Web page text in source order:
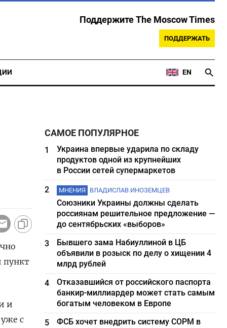
Поддержите The Moscow Times
ПОДДЕРЖАТЬ
EN
пункт
и
с
САМОЕ ПОПУЛЯРНОЕ
1
Украина впервые ударила по складу
продуктов одной из крупнейших
в России сетей супермаркетов
2
МНЕНИЯ ВЛАДИСЛАВ ИНОЗЕМЦЕВ
Союзники Украины должны сделать
россиянам решительное предложение —
до сентябрьских «выборов»
3
Бывшего зама Набиуллиной в ЦБ
объявили в розыск по делу о хищении 4
млрд рублей
4
Отказавшийся от российского паспорта
банкир-миллиардер может стать самым
богатым человеком в Европе
5
ФСБ хочет внедрить систему СОРМ в